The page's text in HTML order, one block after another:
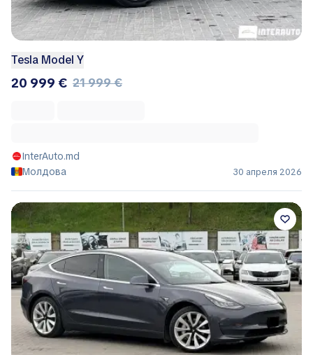
Tesla Model Y
20 999 € 21 999 €
InterAuto.md
Молдова
30 апреля 2026